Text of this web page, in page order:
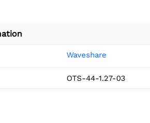
Waveshare
OTS-44-1.27-03